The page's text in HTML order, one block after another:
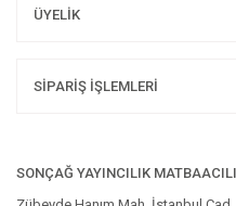
ÜYELİK
SİPARİŞ İŞLEMLERİ
SONÇAĞ YAYINCILIK